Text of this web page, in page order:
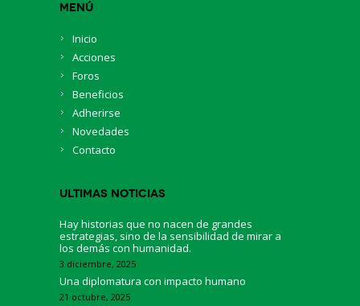
Menú
Inicio
Acciones
Foros
Beneficios
Adherirse
Novedades
Contacto
Ultimas Noticias
Hay historias que no nacen de grandes
estrategias, sino de la sensibilidad de mirar a
los demás con humanidad.
3 diciembre, 2025
Una diplomatura con impacto humano
21 octubre, 2025